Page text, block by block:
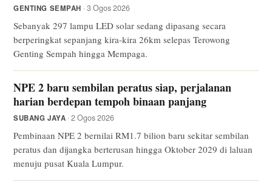
GENTING SEMPAH · 3 Ogos 2026
Sebanyak 297 lampu LED solar sedang dipasang secara
berperingkat sepanjang kira-kira 26km selepas Terowong
Genting Sempah hingga Mempaga.
NPE 2 baru sembilan peratus siap, perjalanan
harian berdepan tempoh binaan panjang
SUBANG JAYA · 2 Ogos 2026
Pembinaan NPE 2 bernilai RM1.7 bilion baru sekitar sembilan
peratus dan dijangka berterusan hingga Oktober 2029 di laluan
menuju pusat Kuala Lumpur.